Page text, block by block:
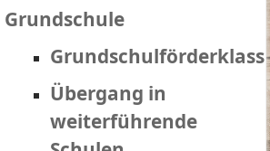
Grundschule
Übergang in
weiterführende